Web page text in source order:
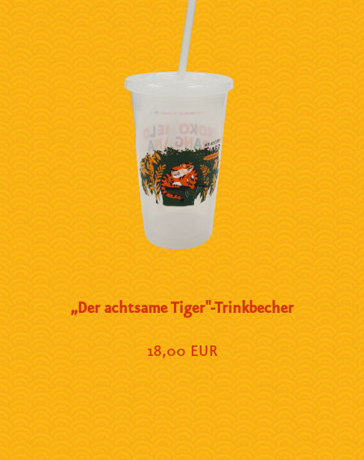
„Der achtsame Tiger"-Trinkbecher
18,00 EUR